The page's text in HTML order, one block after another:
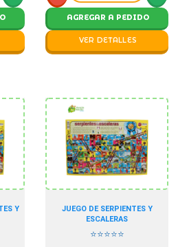
AGREGAR A PEDIDO
VER DETALLES
Y
JUEGO DE SERPIENTES Y
ESCALERAS
⭐⭐⭐⭐⭐